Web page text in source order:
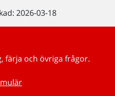
2026-03-18
färja och övriga frågor.